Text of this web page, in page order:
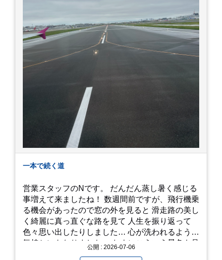
一本で続く道
営業スタッフのNです。 だんだん蒸し暑く感じる
事増えて来ましたね！ 数週間前ですが、飛行機乗
る機会があったので窓の外を見ると 滑走路の美し
く綺麗に真っ直ぐな路を見て 人生を振り返って
色々思い出したりしました… 心が洗われるような
気持ちにもなりました。 たまにこういう景色も見公開 : 2026-07-06